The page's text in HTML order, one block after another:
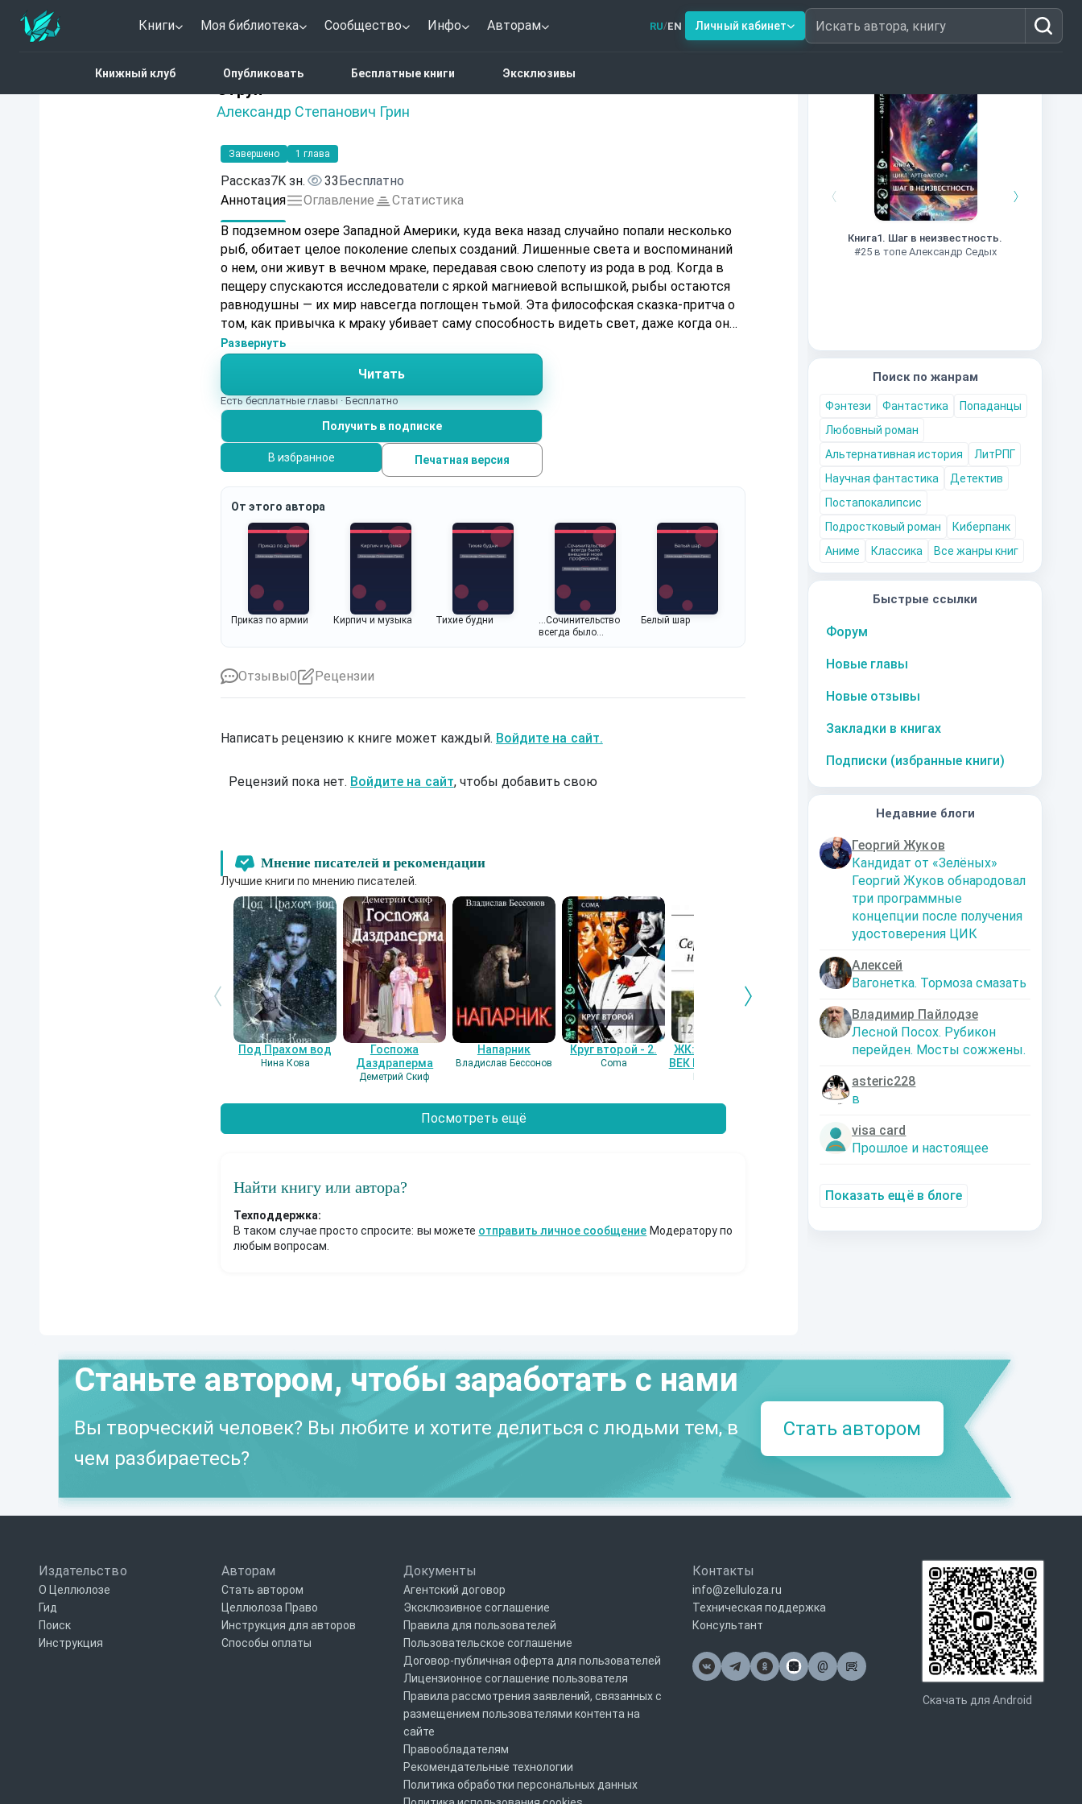
Книги Моя библиотека Сообщество Инфо Авторам RU/EN Личный кабинет Искать автора, книгу
Книжный клуб Опубликовать Бесплатные книги Эксклюзивы
Книги из топ-100
Книга1. Шаг в неизвестность.
#25 в топе Александр Седых
Поиск по жанрам
Фэнтези Фантастика
Попаданцы
Любовный роман
Альтернативная история
ЛитРПГ
Научная фантастика
Детектив
Постапокалипсис
Подростковый роман
Киберпанк
Аниме
Классика Все жанры книг
Быстрые ссылки
Форум
Новые главы
Новые отзывы
Закладки в книгах
Подписки (избранные книги)
Недавние блоги
Георгий Жуков
Кандидат от «Зелёных»
Георгий Жуков обнародовал
три программные
концепции после получения
удостоверения ЦИК
Алексей
Вагонетка. Тормоза смазать
Владимир Пайлодзе
Лесной Посох. Рубикон
перейден. Мосты сожжены.
asteric228
в
visa card
Прошлое и настоящее
Показать ещё в блоге
Струя
Александр Степанович Грин
Нет оценок
Завершено 1 глава
Рассказ7K зн. 33Бесплатно
Аннотация
Оглавление
Статистика
В подземном озере Западной Америки, куда века назад случайно попали несколько
рыб, обитает целое поколение слепых созданий. Лишенные света и воспоминаний
о нем, они живут в вечном мраке, передавая свою слепоту из рода в род. Когда в
пещеру спускаются исследователи с яркой магниевой вспышкой, рыбы остаются
равнодушны — их мир навсегда поглощен тьмой. Эта философская сказка-притча о
том, как привычка к мраку убивает саму способность видеть свет, даже когда он
вспыхивает перед глазами.
Развернуть
Читать
Есть бесплатные главы · Бесплатно
Получить в подписке
В избранное Печатная версия
От этого автора
Приказ по армии Кирпич и музыка Тихие будни
...Сочинительство
всегда было
Белый шар
Отзывы0 Рецензии
Написать рецензию к книге может каждый. Войдите на сайт.
Рецензий пока нет. Войдите на сайт, чтобы добавить свою
Мнение писателей и рекомендации
Лучшие книги по мнению писателей.
Под Прахом вод
Нина Кова
Госпожа
Даздраперма
Деметрий Скиф
Напарник
Владислав Бессонов
Круг второй - 2.
Coma
ЖК: СЕРЕБРЯНЫЙ
ВЕК НАШЕЙ ЛЮБВИ
Гость-121359
Дальняя
Левадский Артем
Александрович
Кто я? Или как
современном мире
nastyaaaacha
1. Ксенолог
Посмотреть ещё
Найти книгу или автора?
Техподдержка:
В таком случае просто спросите: вы можете отправить личное сообщение Модератору по
любым вопросам.
Станьте автором, чтобы заработать с нами
Вы творческий человек? Вы любите и хотите делиться с людьми тем, в
чем разбираетесь?
Стать автором
Издательство
О Целлюлозе
Гид
Поиск
Инструкция
Авторам
Стать автором
Целлюлоза Право
Инструкция для авторов
Способы оплаты
Документы
Агентский договор
Эксклюзивное соглашение
Правила для пользователей
Пользовательское соглашение
Договор-публичная оферта для пользователей
Лицензионное соглашение пользователя
Правила рассмотрения заявлений, связанных с
размещением пользователями контента на
сайте
Правообладателям
Рекомендательные технологии
Политика обработки персональных данных
Контакты
info@zelluloza.ru
Техническая поддержка
Консультант
@Почта
Скачать для Android